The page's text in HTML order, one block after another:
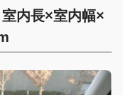
内長×室内幅×